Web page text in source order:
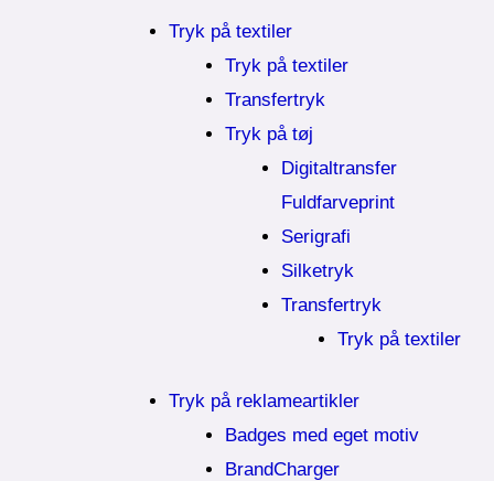
Tryk på textiler
Tryk på textiler
Transfertryk
Tryk på tøj
Digitaltransfer
Fuldfarveprint
Serigrafi
Silketryk
Transfertryk
Tryk på textiler
Tryk på reklameartikler
Badges med eget motiv
BrandCharger